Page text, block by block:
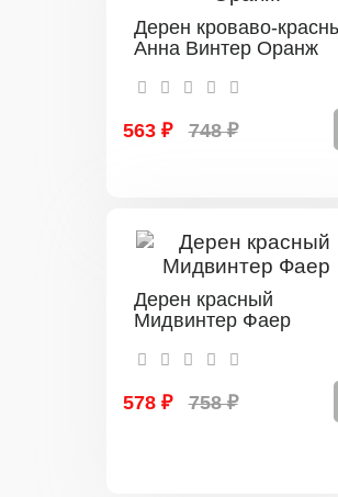
Дерен кроваво-
Анна Винтер Оранж
563 ₽ 748 ₽
Дерен красный
Мидвинтер Фаер
578 ₽ 758 ₽